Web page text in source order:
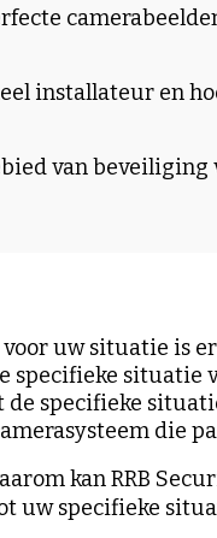
installateur en
van beveiliging
uw situatie is
situatie
de specifieke
die
kan RRB
uw specifieke